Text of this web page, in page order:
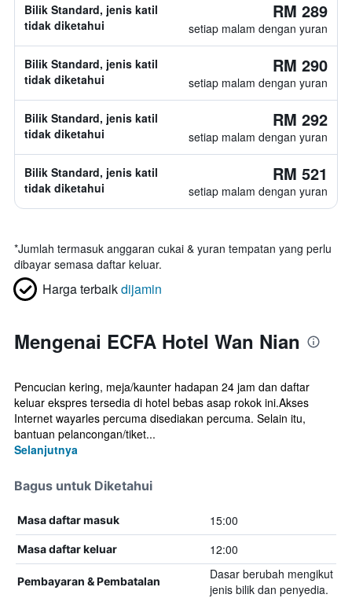
Bilik Standard, jenis katil
tidak diketahui
RM 289
setiap malam dengan yuran
Bilik Standard, jenis katil
tidak diketahui
RM 290
setiap malam dengan yuran
Bilik Standard, jenis katil
tidak diketahui
RM 292
setiap malam dengan yuran
Bilik Standard, jenis katil
tidak diketahui
RM 521
setiap malam dengan yuran
*Jumlah termasuk anggaran cukai & yuran tempatan yang perlu
dibayar semasa daftar keluar.
Harga terbaikdijamin
Mengenai ECFA Hotel Wan Nian
Pencucian kering, meja/kaunter hadapan 24 jam dan daftar
keluar ekspres tersedia di hotel bebas asap rokok ini.Akses
Internet wayarles percuma disediakan percuma. Selain itu,
bantuan pelancongan/tiket...
Selanjutnya
Bagus untuk Diketahui
Masa daftar masuk 15:00
Masa daftar keluar 12:00
Pembayaran & Pembatalan
Dasar berubah mengikut
jenis bilik dan penyedia.